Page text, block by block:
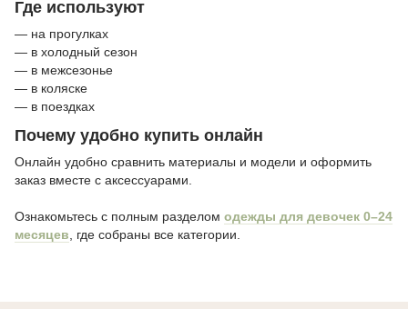
Где используют
— на прогулках
— в холодный сезон
— в межсезонье
— в коляске
— в поездках
Почему удобно купить онлайн
Онлайн удобно сравнить материалы и модели и оформить
заказ вместе с аксессуарами.
Ознакомьтесь с полным разделом одежды для девочек 0–24
месяцев , где собраны все категории.